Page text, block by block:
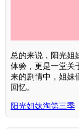
总的来说，阳光姐
体验，更是一堂关
来的剧情中，姐妹
回忆。
阳光姐妹淘第三季